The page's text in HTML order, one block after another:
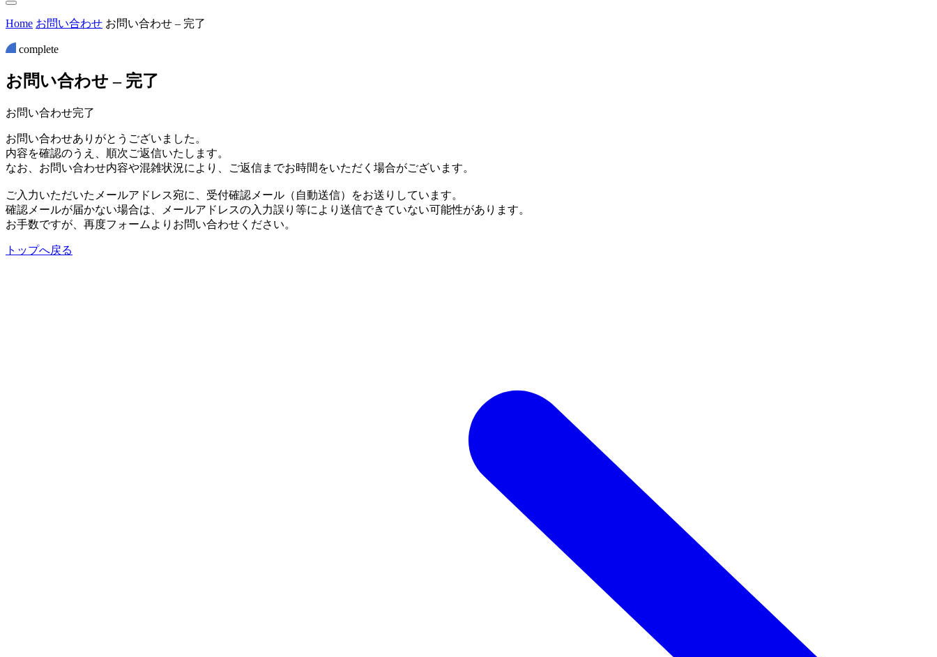
Home お問い合わせ お問い合わせ – 完了
complete
お問い合わせ – 完了
お問い合わせ完了
お問い合わせありがとうございました。
内容を確認のうえ、順次ご返信いたします。
なお、お問い合わせ内容や混雑状況により、ご返信までお時間をいただく場合がございます。
ご入力いただいたメールアドレス宛に、受付確認メール（自動送信）をお送りしています。
確認メールが届かない場合は、メールアドレスの入力誤り等により送信できていない可能性があります。
お手数ですが、再度フォームよりお問い合わせください。
トップへ戻る